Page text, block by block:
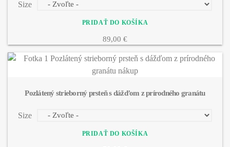
Size
89,00 €
Pozlátený strieborný prsteň s dážďom z prírodného granátu
Size